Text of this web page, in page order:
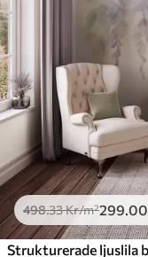
498.33Kr/m²299 .00